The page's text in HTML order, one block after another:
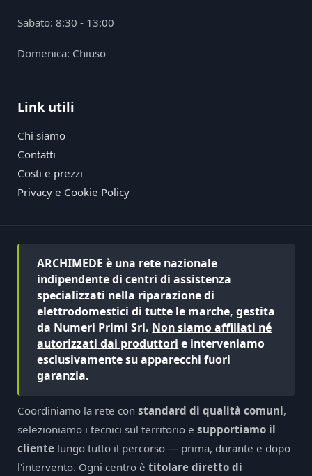
Sabato: 8:30 - 13:00
Domenica: Chiuso
Link utili
Chi siamo
Contatti
Costi e prezzi
Privacy e Cookie Policy
ARCHIMEDE è una rete nazionale
indipendente di centri di assistenza
specializzati nella riparazione di
elettrodomestici di tutte le marche, gestita
da Numeri Primi Srl. Non siamo affiliati né
autorizzati dai produttori e interveniamo
esclusivamente su apparecchi fuori
garanzia.
Coordiniamo la rete constandard di qualità comuni,
selezioniamo i tecnici sul territorio esupportiamo il
cliente lungo tutto il percorso — prima, durante e dopo
l'intervento. Ogni centro ètitolare diretto di